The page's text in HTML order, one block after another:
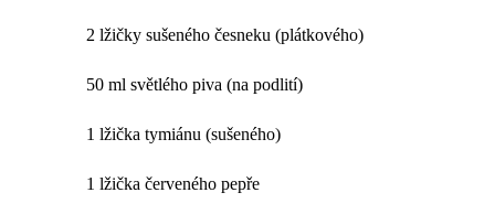
2 lžičky sušeného česneku (plátkového)
50 ml světlého piva (na podlití)
1 lžička tymiánu (sušeného)
1 lžička červeného pepře